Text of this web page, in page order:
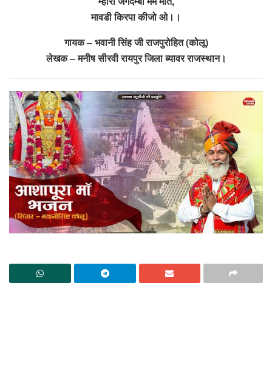
मावडी किरपा कीजो ओ।।
गायक – भवानी सिंह जी राजपुरोहित (कोलू)
लेखक – मनीष सीरवी रायपुर जिला ब्यावर राजस्थान।